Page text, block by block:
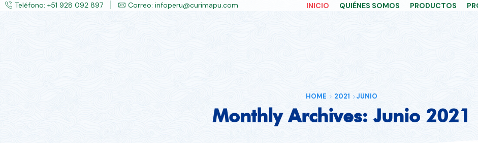
Teléfono: +51 928 092 897 Correo: infoperu@curimapu.com INICIO QUIÉNES SOMOS PRODUCTOS
HOME 2021 JUNIO
Monthly Archives: Junio 2021